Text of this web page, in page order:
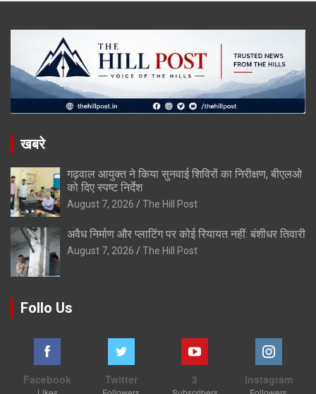
खबरे
गढ़वाल आयुक्त ने किया सुनवाई शिविरों का निरीक्षण, बीएलओ
को दिए स्पष्ट निर्देश
August 7, 2026 The Hill Post
अवैध निर्माण और प्लाटिंग पर कोई रियायत नहीं: बंशीधर तिवारी
August 7, 2026 The Hill Post
Follo Us
Facebook Twitter 3 Instagram